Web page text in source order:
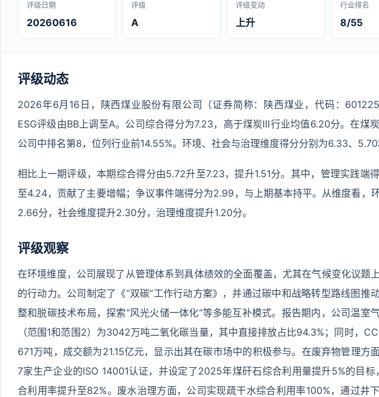
评级日期
20260616
评级
A
评级变动
上升
行业排名
8/55
评级动态
2026年6月16日，陕西煤业股份有限公司（证券简称：陕西煤业，代码：
ESG评级由BB上调至A。公司综合得分为7.23，高于煤炭Ⅲ行业均值6.20分。在煤
公司中排名第8，位列行业前14.55%。环境、社会与治理维度得分分别为6.33、5.70
相比上一期评级，本期综合得分由5.72升至7.23，提升1.51分。其中，管理实践端
至4.24，贡献了主要增幅；争议事件端得分为2.99，与上期基本持平。从维度看，
2.66分，社会维度提升2.30分，治理维度提升1.20分。
评级观察
在环境维度，公司展现了从管理体系到具体绩效的全面覆盖，尤其在气候变化议题
的行动力。公司制定了《“双碳”工作行动方案》，并通过碳中和战略转型路线图推
整和脱碳技术布局，探索“风光火储一体化”等多能互补模式。报告期内，公司温室
（范围1和范围2）为3042万吨二氧化碳当量，其中直接排放占比94.3%；同时，
671万吨，成交额为21.15亿元，显示出其在碳市场中的积极参与。在废弃物管理方
7家生产企业的ISO 14001认证，并设定了2025年煤矸石综合利用量提升5%的目
合利用率提升至82%。废水治理方面，公司实现疏干水综合利用率100%，通过井